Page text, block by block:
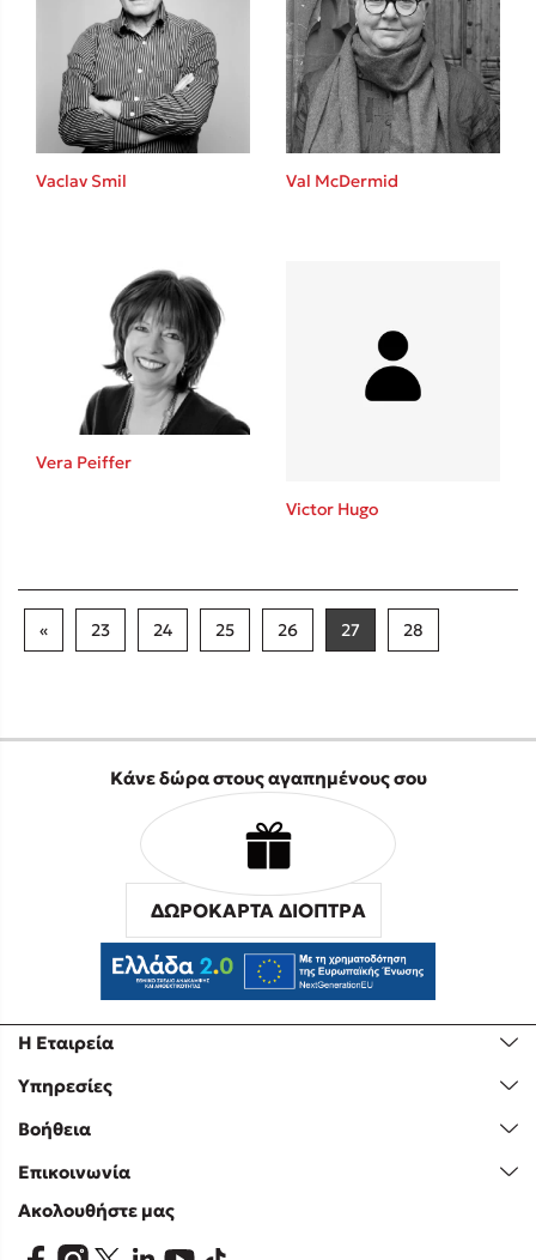
Vaclav Smil Val McDermid
Vera Peiffer
Victor Hugo
« 23 24 25 26 27 28
Η Εταιρεία
Υπηρεσίες
Βοήθεια
Επικοινωνία
Κάνε δώρα στους αγαπημένους σου
ΔΩΡΟΚΑΡΤΑ ΔΙΟΠΤΡΑ
Ακολουθήστε μας